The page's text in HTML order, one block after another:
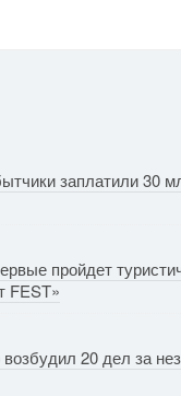
заплатили 30
пройдет
FEST»
20 дел за